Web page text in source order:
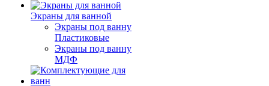
Экраны для ванной
Экраны под ванну
Пластиковые
Экраны под ванну
МДФ